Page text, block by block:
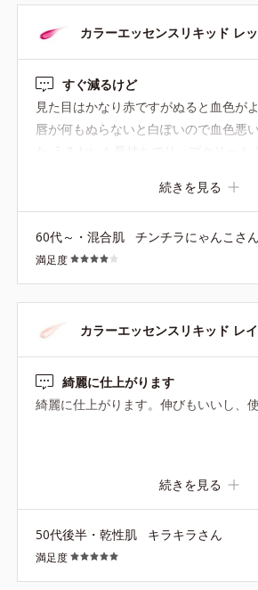
服に合わせてメイクアップもコーディ
きなのですが、秋冬はこれで決まり！
カラーエッセンスリキッド レ
すぐ減るけど
見た目はかなり赤ですがぬると血色が
唇が何もぬらないと白ぽいので血色悪
た うるおいも長持ちでリップクリーム
続きを見る
60代～・混合肌 チンチラにゃんこさん
満足度
カラーエッセンスリキッド レ
綺麗に仕上がります
綺麗に仕上がります。伸びもいいし、
続きを見る
50代後半・乾性肌 キラキラさん
満足度